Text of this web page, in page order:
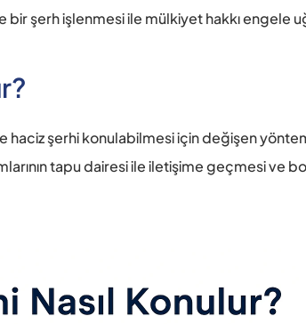
şerh işlenmesi ile mülkiyet hakkı engele
haciz şerhi konulabilmesi için değişen
tapu dairesi ile iletişime geçmesi ve